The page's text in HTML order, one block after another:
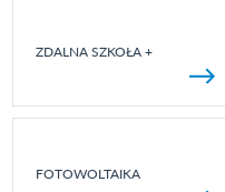
ZDALNA SZKOŁA +
FOTOWOLTAIKA